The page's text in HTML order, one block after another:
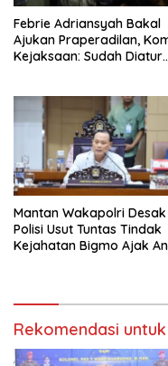
Febrie Adriansyah Bakal
Ajukan Praperadilan,
Kejaksaan: Sudah Diatur
Mantan Wakapolri Desak
Polisi Usut Tuntas Tindak
Kejahatan Bigmo Ajak
Rekomendasi